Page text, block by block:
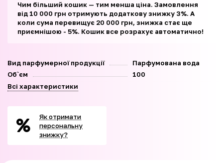
Чим більший кошик — тим менша ціна. Замовлення
від 10 000 грн отримують додаткову знижку 3%. А
коли сума перевищує 20 000 грн, знижка стає ще
приємнішою - 5%. Кошик все розрахує автоматично!
Вид парфумерної продукції
Парфумована вода
Об`єм
100
Всі характеристики
Як отримати
персональну
знижку?